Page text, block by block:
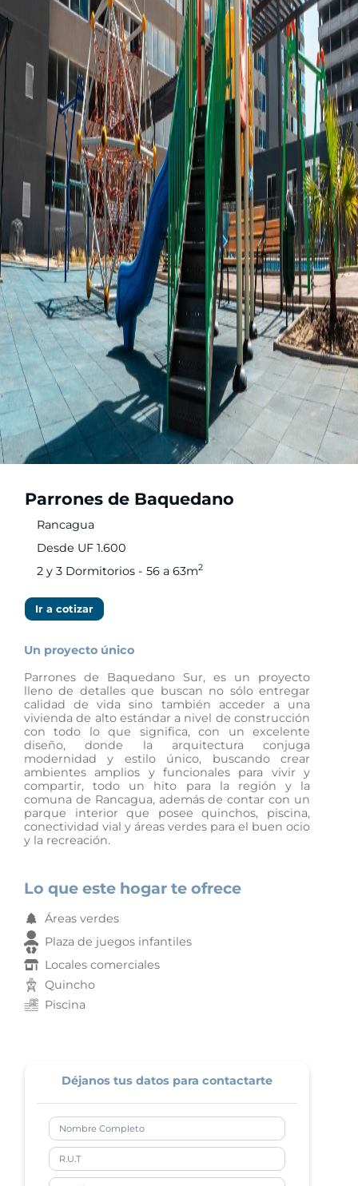
Parrones de Baquedano
Rancagua
Desde UF 1.600
2 y 3 Dormitorios - 56 a 63m2
Ir a cotizar
Un proyecto único
Parrones de Baquedano Sur, es un proyecto
lleno de detalles que buscan no sólo entregar
calidad de vida sino también acceder a una
vivienda de alto estándar a nivel de construcción
con todo lo que significa, con un excelente
diseño, donde la arquitectura conjuga
modernidad y estilo único, buscando crear
ambientes amplios y funcionales para vivir y
compartir, todo un hito para la región y la
comuna de Rancagua, además de contar con un
parque interior que posee quinchos, piscina,
conectividad vial y áreas verdes para el buen ocio
y la recreación.
Lo que este hogar te ofrece
Áreas verdes
Plaza de juegos infantiles
Locales comerciales
Quincho
Piscina
Déjanos tus datos para contactarte